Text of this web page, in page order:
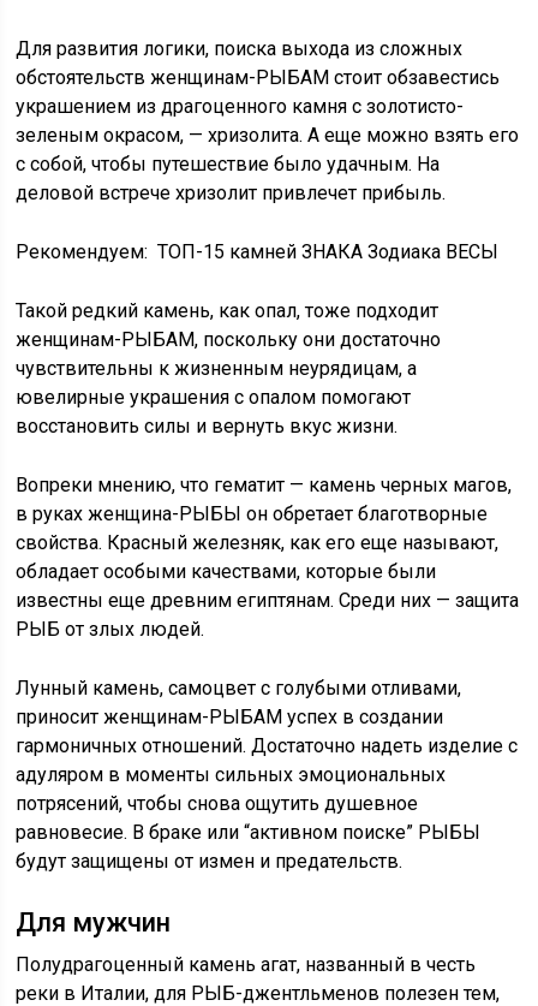
Для развития логики, поиска выхода из сложных
обстоятельств женщинам-РЫБАМ стоит обзавестись
украшением из драгоценного камня с золотисто-
зеленым окрасом, — хризолита. А еще можно взять его
с собой, чтобы путешествие было удачным. На
деловой встрече хризолит привлечет прибыль.
Рекомендуем: ТОП-15 камней ЗНАКА Зодиака ВЕСЫ
Такой редкий камень, как опал, тоже подходит
женщинам-РЫБАМ, поскольку они достаточно
чувствительны к жизненным неурядицам, а
ювелирные украшения с опалом помогают
восстановить силы и вернуть вкус жизни.
Вопреки мнению, что гематит — камень черных магов,
в руках женщина-РЫБЫ он обретает благотворные
свойства. Красный железняк, как его еще называют,
обладает особыми качествами, которые были
известны еще древним египтянам. Среди них — защита
РЫБ от злых людей.
Лунный камень, самоцвет с голубыми отливами,
приносит женщинам-РЫБАМ успех в создании
гармоничных отношений. Достаточно надеть изделие с
адуляром в моменты сильных эмоциональных
потрясений, чтобы снова ощутить душевное
равновесие. В браке или “активном поиске” РЫБЫ
будут защищены от измен и предательств.
Для мужчин
Полудрагоценный камень агат, названный в честь
реки в Италии, для РЫБ-джентльменов полезен тем,